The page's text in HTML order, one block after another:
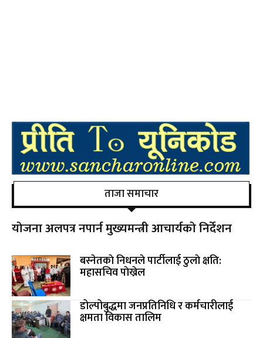
ताजा समाचार
योजना अलपत्र नपार्न मुख्यमन्त्री आचार्यको निर्देशन
बस्नेतकाे निधनले पार्टीलाई ठुलाे क्षति:
महासचिव पाेख्रेल
डोल्पोबुद्धमा जनप्रतिनिधि र कर्मचारीलाई
क्षमता विकास तालिम